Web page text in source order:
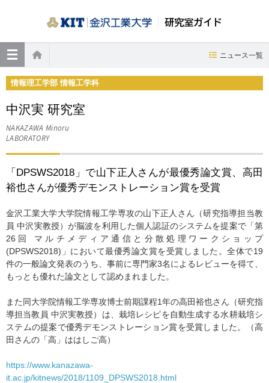
研究室ガイド
ホーム
ニュース一覧
情報理工学部 情報工学科
中沢実 研究室
NAKAZAWA Minoru
LABORATORY
「DPSWS2018」で山下正人さんが最優秀論文賞、高田
裕也さんが優秀デモンストレーション賞を受賞
金沢工業大学大学院情報工学専攻の山下正人さん（研究指導担当教
員 中沢実教授）が脳波を利用した個人認証のシステムを提案で「第
26回 マルチメディア通信と分散処理ワークショップ
(DPSWS2018)」において最優秀論文賞を受賞しました。全体で19
件の一般論文発表のうち、事前に専門家3名によるレビューを得て、
もっとも優れた論文として認めまれました。
また同大学院情報工学専攻博士前期課程1年の高田裕也さん（研究指
導担当教員 中沢実教授）は、栽培レシピを自動生成する水耕栽培シ
ステムの提案で優秀デモンストレーション賞を受賞しました。（高
田さんの「高」ははしご高）
https://www.kanazawa-
it.ac.jp/kitnews/2018/1109_DPSWS2018.html